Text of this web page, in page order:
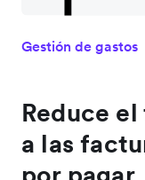
Gestión de gastos
Reduce
a las